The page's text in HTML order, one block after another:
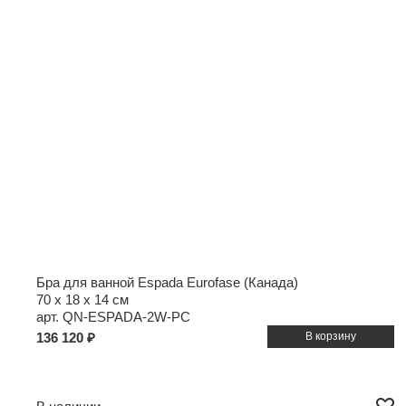
Бра для ванной Espada Eurofase (Канада)
70 x 18 x 14 см
арт. QN-ESPADA-2W-PC
136 120 ₽